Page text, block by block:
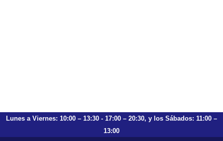
Lunes a Viernes: 10:00 – 13:30 - 17:00 – 20:30, y los Sábados: 11:00 –
13:00